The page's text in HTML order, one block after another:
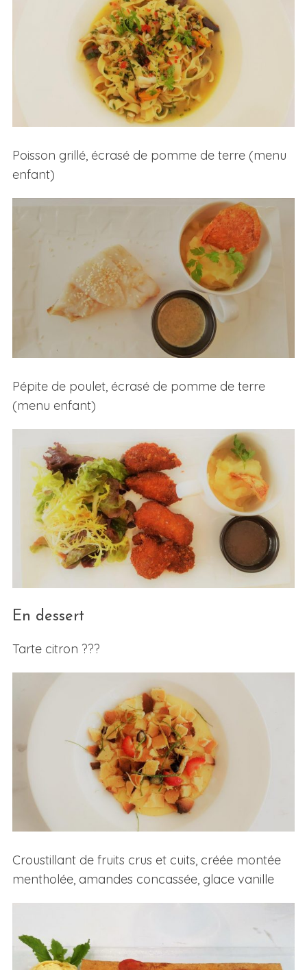
Poisson grillé, écrasé de pomme de terre (menu
enfant)
Pépite de poulet, écrasé de pomme de terre
(menu enfant)
En dessert
Tarte citron ???
Croustillant de fruits crus et cuits, créée montée
mentholée, amandes concassée, glace vanille